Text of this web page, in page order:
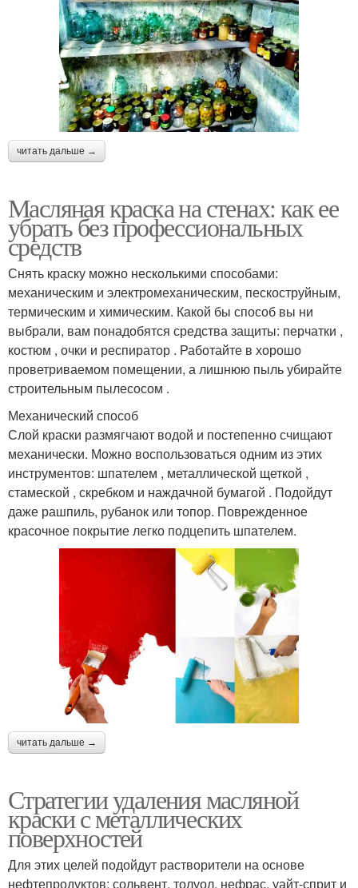
читать дальше →
Масляная краска на стенах: как ее
убрать без профессиональных
средств
Снять краску можно несколькими способами:
механическим и электромеханическим, пескоструйным,
термическим и химическим. Какой бы способ вы ни
выбрали, вам понадобятся средства защиты: перчатки ,
костюм , очки и респиратор . Работайте в хорошо
проветриваемом помещении, а лишнюю пыль убирайте
строительным пылесосом .
Механический способ
Слой краски размягчают водой и постепенно счищают
механически. Можно воспользоваться одним из этих
инструментов: шпателем , металлической щеткой ,
стамеской , скребком и наждачной бумагой . Подойдут
даже рашпиль, рубанок или топор. Поврежденное
красочное покрытие легко подцепить шпателем.
читать дальше →
Стратегии удаления масляной
краски с металлических
поверхностей
Для этих целей подойдут растворители на основе
нефтепродуктов: сольвент, толуол, нефрас, уайт-сприт и